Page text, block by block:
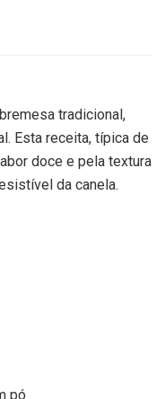
tradicional,
Esta receita, típica de
doce e pela textura
da canela.
pó